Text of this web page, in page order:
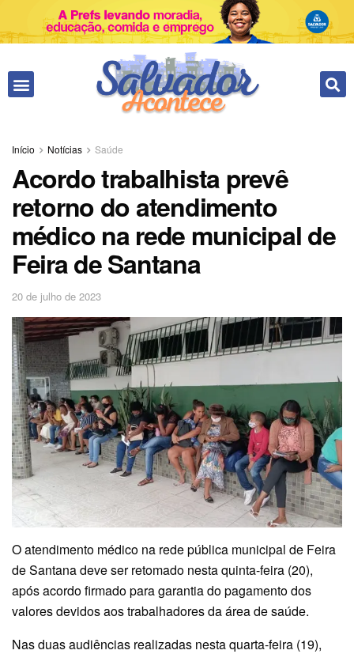
Início Notícias Saúde
Acordo trabalhista prevê
retorno do atendimento
médico na rede municipal de
Feira de Santana
20 de julho de 2023
O atendimento médico na rede pública municipal de Feira
de Santana deve ser retomado nesta quinta-feira (20),
após acordo firmado para garantia do pagamento dos
valores devidos aos trabalhadores da área de saúde.
Nas duas audiências realizadas nesta quarta-feira (19),